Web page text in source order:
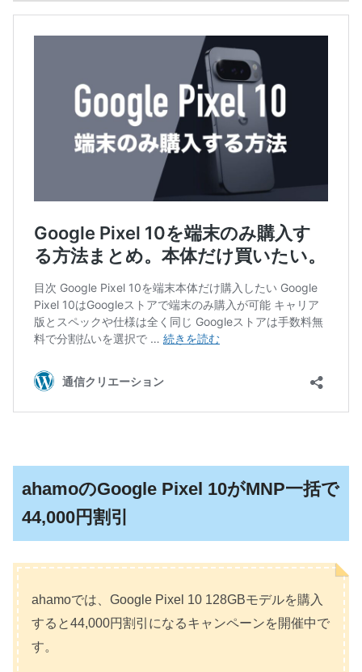
ahamoのGoogle Pixel 10がMNP一括で
44,000円割引
ahamoでは、Google Pixel 10 128GBモデルを購入
すると44,000円割引になるキャンペーンを開催中で
す。